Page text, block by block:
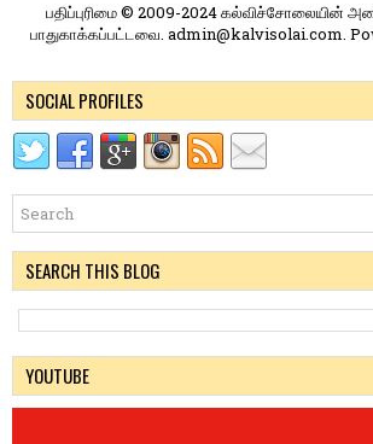
பதிப்புரிமை © 2009-2024 கல்விச்சோலையின்
பாதுகாக்கப்பட்டவை. admin@kalvisolai.com.
SOCIAL PROFILES
SEARCH THIS BLOG
YOUTUBE